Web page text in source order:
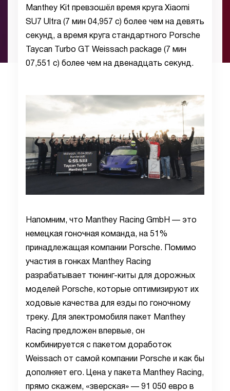
Manthey Kit превзошёл время круга Xiaomi
SU7 Ultra (7 мин 04,957 с) более чем на девять
секунд, а время круга стандартного Porsche
Taycan Turbo GT Weissach package (7 мин
07,551 с) более чем на двенадцать секунд.
Напомним, что Manthey Racing GmbH — это
немецкая гоночная команда, на 51%
принадлежащая компании Porsche. Помимо
участия в гонках Manthey Racing
разрабатывает тюнинг-киты для дорожных
моделей Porsche, которые оптимизируют их
ходовые качества для езды по гоночному
треку. Для электромобиля пакет Manthey
Racing предложен впервые, он
комбинируется с пакетом доработок
Weissach от самой компании Porsche и как бы
дополняет его. Цена у пакета Manthey Racing,
прямо скажем, «зверская» — 91 050 евро в